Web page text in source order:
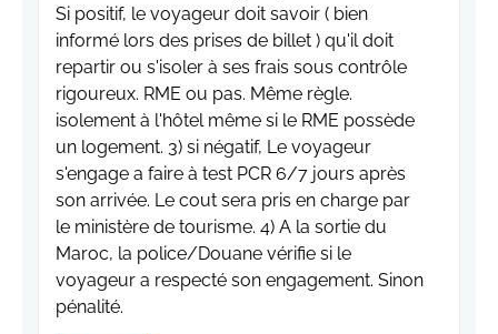
Si positif, le voyageur doit savoir ( bien
informé lors des prises de billet ) qu'il doit
repartir ou s'isoler à ses frais sous contrôle
rigoureux. RME ou pas. Même règle.
isolement à l'hôtel même si le RME possède
un logement. 3) si négatif, Le voyageur
s'engage a faire à test PCR 6/7 jours après
son arrivée. Le cout sera pris en charge par
le ministère de tourisme. 4) A la sortie du
Maroc, la police/Douane vérifie si le
voyageur a respecté son engagement. Sinon
pénalité.